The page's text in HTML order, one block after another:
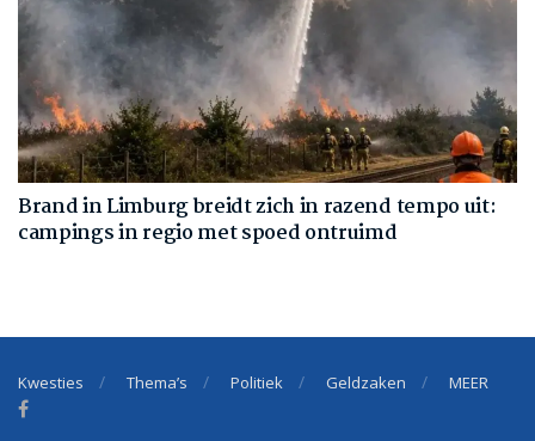
Brand in Limburg breidt zich in razend tempo uit:
campings in regio met spoed ontruimd
Kwesties Thema’s Politiek Geldzaken MEER